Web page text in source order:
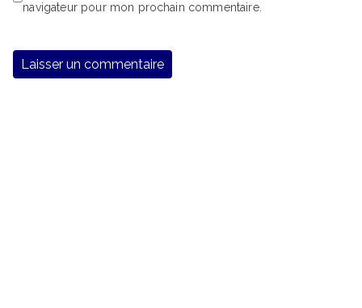
navigateur pour mon prochain commentaire.